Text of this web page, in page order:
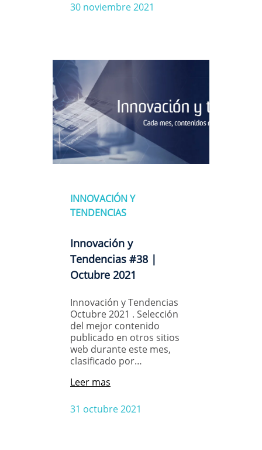
30 noviembre 2021
INNOVACIÓN Y
TENDENCIAS
Innovación y
Tendencias #38 |
Octubre 2021
Innovación y Tendencias
Octubre 2021 . Selección
del mejor contenido
publicado en otros sitios
web durante este mes,
clasificado por…
31 octubre 2021
Leer mas